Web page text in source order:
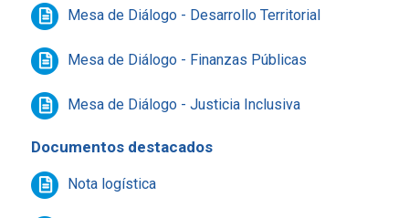
Mesa de Diálogo - Desarrollo Territorial
Mesa de Diálogo - Finanzas Públicas
Mesa de Diálogo - Justicia Inclusiva
Documentos destacados
Nota logística